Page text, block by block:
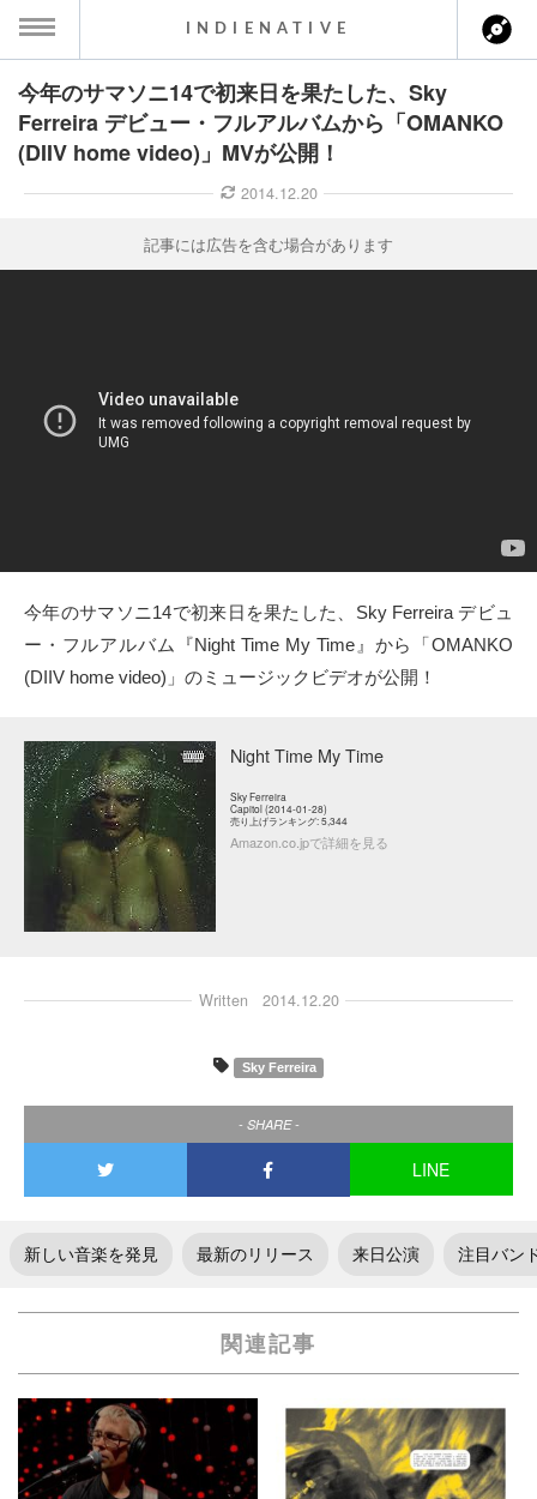
MENU
ス一覧
ト情報
クト
Twitter
Facebook
instagram
Tumblr
Soundcloud
INDIENATIVE
今年のサマソニ14で初来日を果たした、Sky
Ferreira デビュー・フルアルバムから「OMANKO
(DIIV home video)」MVが公開！
2014.12.20
記事には広告を含む場合があります
今年のサマソニ14で初来日を果たした、Sky Ferreira デビュ
ー・フルアルバム『Night Time My Time』から「OMANKO
(DIIV home video)」のミュージックビデオが公開！
Night Time My Time
Sky Ferreira
Capitol (2014-01-28)
売り上げランキング: 5,344
Amazon.co.jpで詳細を見る
Written 2014.12.20
Sky Ferreira
- SHARE -
LINE
新しい音楽を発見 最新のリリース 来日公演 注目バン
関連記事